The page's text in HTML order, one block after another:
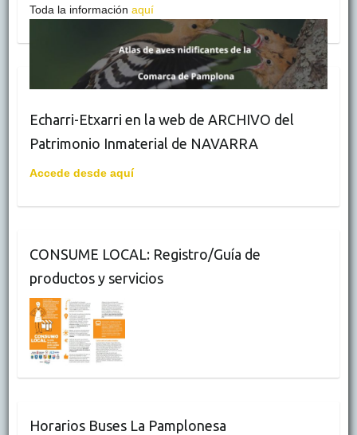
Toda la información aquí
Echarri-Etxarri en la web de ARCHIVO del
Patrimonio Inmaterial de NAVARRA
Accede desde aquí
CONSUME LOCAL: Registro/Guía de
productos y servicios
Horarios Buses La Pamplonesa